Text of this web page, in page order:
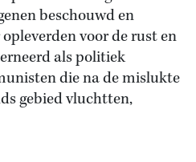
beschouwd en
voor de rust en
als politiek
die na de mislukte
gebied vluchtten,